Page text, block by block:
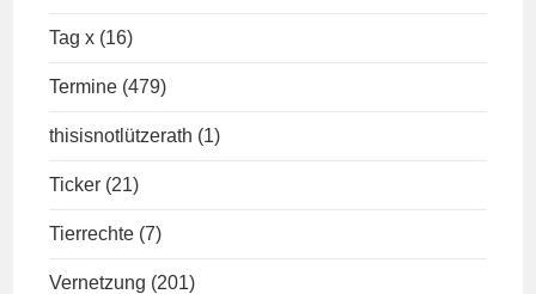
Tag x (16)
Termine (479)
thisisnotlützerath (1)
Ticker (21)
Tierrechte (7)
Vernetzung (201)